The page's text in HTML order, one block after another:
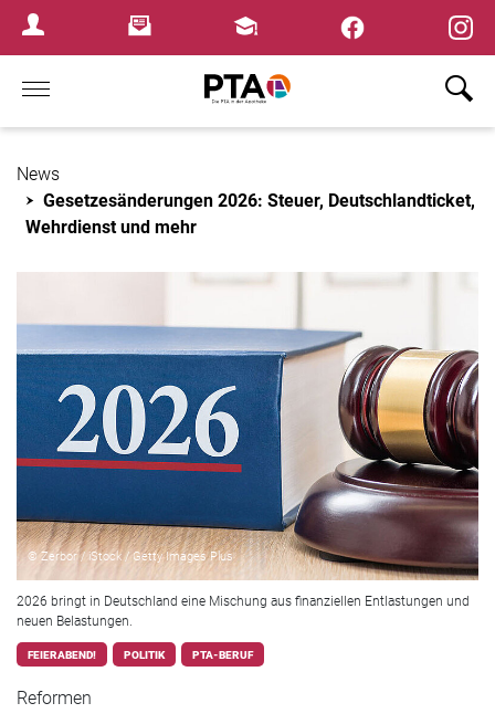
Login MenuNewsletterFortbildungen
Home
News
Gesetzesänderungen 2026: Steuer, Deutschlandticket,
Wehrdienst und mehr
© Zerbor / iStock / Getty Images Plus
2026 bringt in Deutschland eine Mischung aus finanziellen Entlastungen und
neuen Belastungen.
FEIERABEND! POLITIK PTA-BERUF
Reformen
×